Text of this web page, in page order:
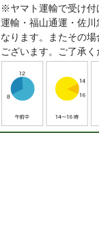
※ヤマト運輸で受け付
運輸・福山通運・佐
なります。またその
ございます。ご了承く